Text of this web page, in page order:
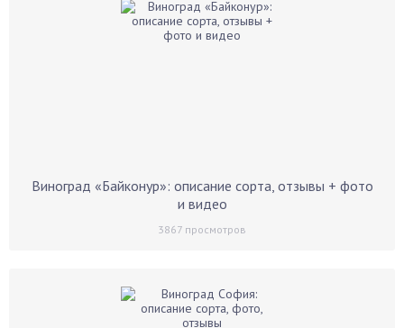
Виноград «Байконур»: описание сорта, отзывы + фото
и видео
3867 просмотров